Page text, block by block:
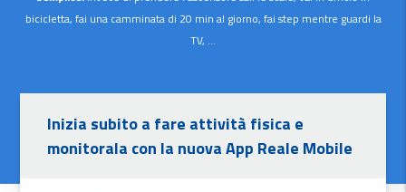
bicicletta, fai una camminata di 20 min al giorno, fai step mentre guardi la
TV, ...
Inizia subito a fare attività fisica e
monitorala con la nuova App Reale Mobile